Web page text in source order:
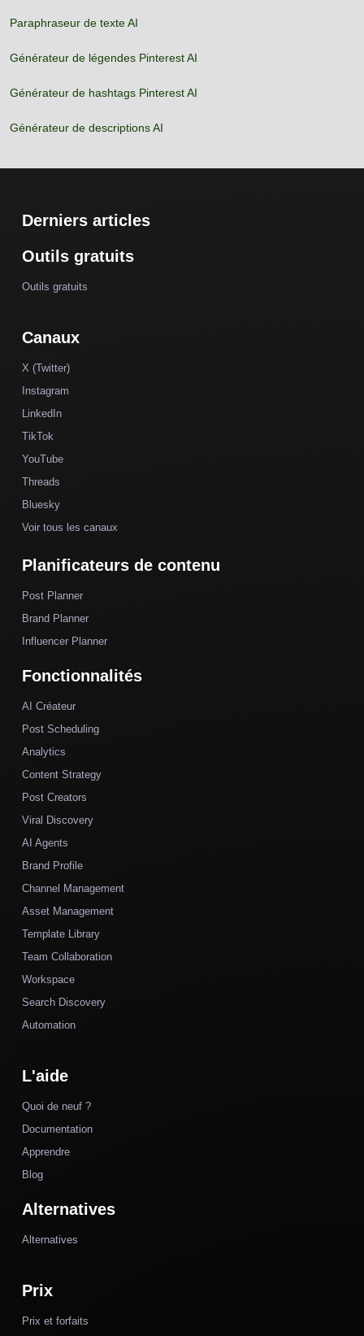
Paraphraseur de texte AI
Générateur de légendes Pinterest AI
Générateur de hashtags Pinterest AI
Générateur de descriptions AI
Derniers articles
Outils gratuits
Outils gratuits
Canaux
X (Twitter)
Instagram
LinkedIn
TikTok
YouTube
Threads
Bluesky
Voir tous les canaux
Planificateurs de contenu
Post Planner
Brand Planner
Influencer Planner
Fonctionnalités
AI Créateur
Post Scheduling
Analytics
Content Strategy
Post Creators
Viral Discovery
AI Agents
Brand Profile
Channel Management
Asset Management
Template Library
Team Collaboration
Workspace
Search Discovery
Automation
L'aide
Quoi de neuf ?
Documentation
Apprendre
Blog
Alternatives
Alternatives
Prix
Prix et forfaits